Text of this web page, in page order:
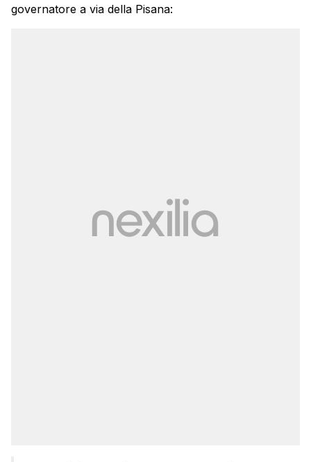
governatore a via della Pisana: